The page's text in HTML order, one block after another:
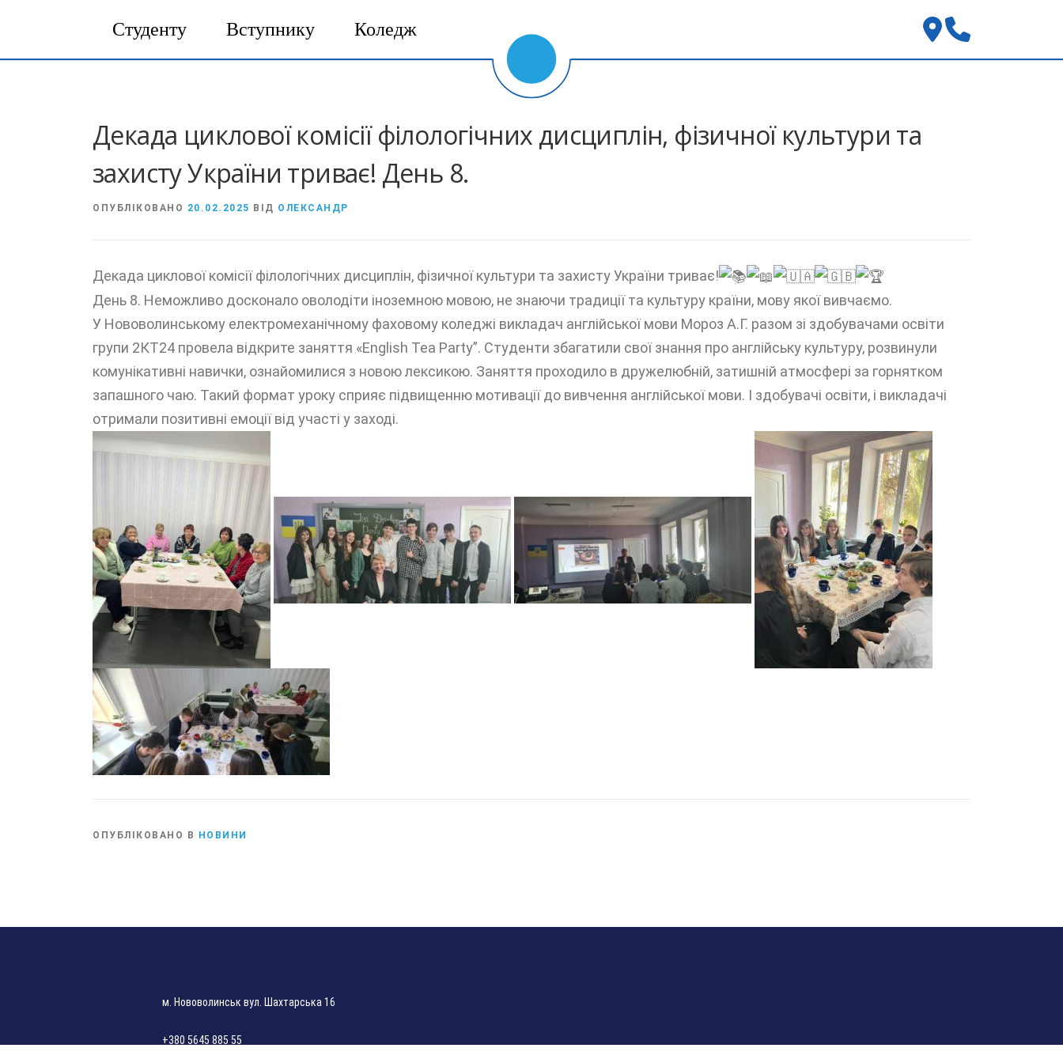
Студенту Вступнику Коледж
Декада циклової комісії філологічних дисциплін, фізичної культури та
захисту України триває! День 8.
ОПУБЛІКОВАНО 20.02.2025 ВІД ОЛЕКСАНДР
Декада циклової комісії філологічних дисциплін, фізичної культури та захисту України триває!
День 8. Неможливо досконало оволодіти іноземною мовою, не знаючи традиції та культуру країни, мову якої вивчаємо.
У Нововолинському електромеханічному фаховому коледжі викладач англійської мови Мороз А.Г. разом зі здобувачами освіти
групи 2КТ24 провела відкрите заняття «English Tea Party”. Студенти збагатили свої знання про англійську культуру, розвинули
комунікативні навички, ознайомилися з новою лексикою. Заняття проходило в дружелюбній, затишній атмосфері за горнятком
запашного чаю. Такий формат уроку сприяє підвищенню мотивації до вивчення англійської мови. І здобувачі освіти, і викладачі
отримали позитивні емоції від участі у заході.
ОПУБЛІКОВАНО В НОВИНИ
м. Нововолинськ вул. Шахтарська 16
+380 5645 885 55